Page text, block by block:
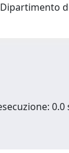
Dipartimento
0.0